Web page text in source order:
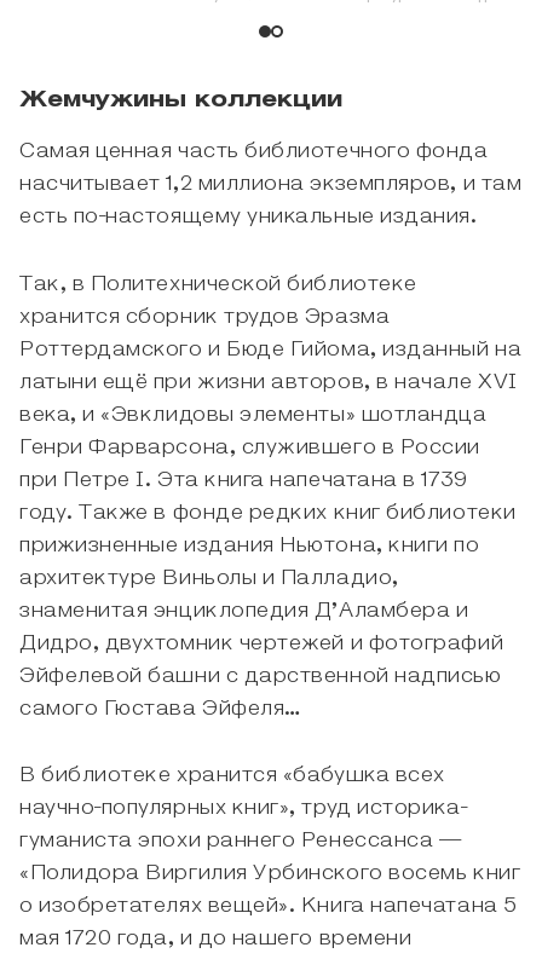
Жемчужины коллекции
Самая ценная часть библиотечного фонда
насчитывает 1,2 миллиона экземпляров, и там
есть по-настоящему уникальные издания.
Так, в Политехнической библиотеке
хранится сборник трудов Эразма
Роттердамского и Бюде Гийома, изданный на
латыни ещё при жизни авторов, в начале XVI
века, и «Эвклидовы элементы» шотландца
Генри Фарварсона, служившего в России
при Петре I. Эта книга напечатана в 1739
году. Также в фонде редких книг библиотеки
прижизненные издания Ньютона, книги по
архитектуре Виньолы и Палладио,
знаменитая энциклопедия Д’Аламбера и
Дидро, двухтомник чертежей и фотографий
Эйфелевой башни с дарственной надписью
самого Гюстава Эйфеля…
В библиотеке хранится «бабушка всех
научно-популярных книг», труд историка-
гуманиста эпохи раннего Ренессанса —
«Полидора Виргилия Урбинского восемь книг
о изобретателях вещей». Книга напечатана 5
мая 1720 года, и до нашего времени